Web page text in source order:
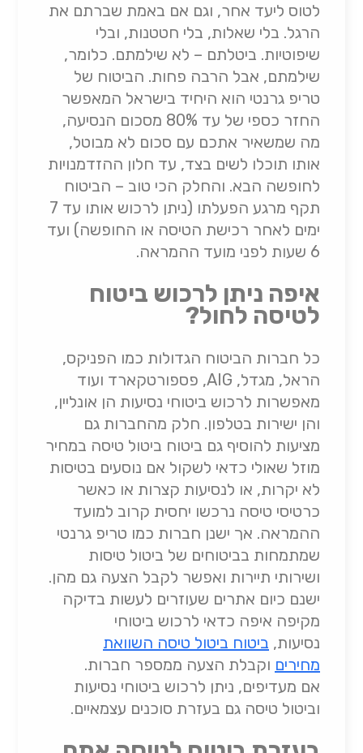
לטוס ליעד אחר, וגם אם באמת שברתם את
הרגל. בלי שאלות, בלי חטטנות, ובלי
שיפוטיות. ביטלתם – לא שילמתם. כלומר,
שילמתם, אבל הרבה פחות. הביטוח של
טריפ גרנטי הוא היחיד בישראל המאפשר
החזר כספי של עד 80% מסכום הנסיעה,
מה שמשאיר אתכם עם סכום לא מבוטל,
אותו תוכלו לשים בצד, עד חלון ההזדמנויות
לחופשה הבא. והחלק הכי טוב – הביטוח
תקף מרגע הפעלתו (ניתן לרכוש אותו עד 7
ימים לאחר רכישת הטיסה או החופשה) ועד
6 שעות לפני מועד ההמראה.
איפה ניתן לרכוש ביטוח
לטיסה לחול?
כל חברות הביטוח הגדולות כמו הפניקס,
הראל, מגדל, AIG, פספורטקארד ועוד
מאפשרות לרכוש ביטוחי נסיעות הן אונליין,
והן ישירות בטלפון. חלק מהחברות גם
מציעות להוסיף גם ביטוח ביטול טיסה במחיר
מוזל שאולי כדאי לשקול אם נוסעים בטיסות
לא יקרות, או לנסיעות קצרות או כאשר
כרטיסי טיסה נרכשו יחסית קרוב למועד
ההמראה. אך ישנן חברות כמו טריפ גרנטי
שמתמחות בביטוחים של ביטול טיסות
ושירותי תיירות ואפשר לקבל הצעה גם מהן.
ישנם כיום אתרים שעוזרים לעשות בדיקה
מקיפה איפה כדאי לרכוש ביטוחי
נסיעות, ביטוח ביטול טיסה השוואת
מחירים וקבלת הצעה ממספר חברות.
אם מעדיפים, ניתן לרכוש ביטוחי נסיעות
וביטול טיסה גם בעזרת סוכנים עצמאיים.